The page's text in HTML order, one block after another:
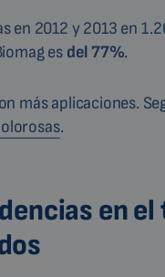
en 2012 y 2013 en
esdel 77%.
más aplicaciones.
.
en